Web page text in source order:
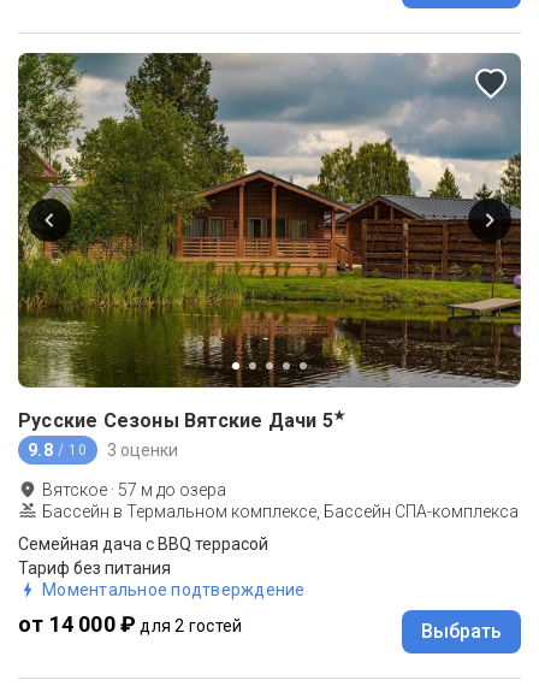
Русские Сезоны Вятские Дачи 5★
9.8 / 10 3 оценки
Вятское · 57 м до озера
Бассейн в Термальном комплексе, Бассейн СПА-комплекса
Семейная дача с BBQ террасой
Тариф без питания
Моментальное подтверждение
от 14 000 ₽ для 2 гостей Выбрать